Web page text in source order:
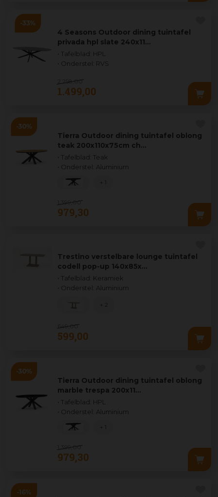
4 Seasons Outdoor dining tuintafel
privada hpl slate 240x11…
• Tafelblad: HPL
• Onderstel: RVS
2.258 ,00
1.499,00
Tierra Outdoor dining tuintafel oblong
teak 200x110x75cm ch…
• Tafelblad: Teak
• Onderstel: Aluminium
1.399 00
979,30
+ 1
Trestino verstelbare lounge tuintafel
codell pop-up 140x85x…
• Tafelblad: Keramiek
• Onderstel: Aluminium
649 ,00
599,00
+ 2
Tierra Outdoor dining tuintafel oblong
marble trespa 200x11…
• Tafelblad: HPL
• Onderstel: Aluminium
1.399 00
979,30
+ 1